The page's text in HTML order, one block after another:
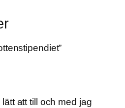
att till och med jag